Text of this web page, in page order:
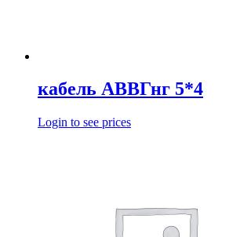
кабель АВВГнг 5*4
Login to see prices